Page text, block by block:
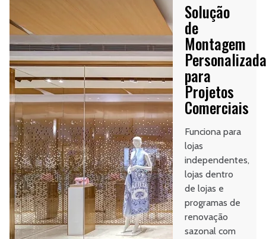
Solução
de
Montagem
para
Projetos
Comerciais
Funciona para
lojas
independentes,
lojas dentro
de lojas e
programas de
renovação
sazonal com